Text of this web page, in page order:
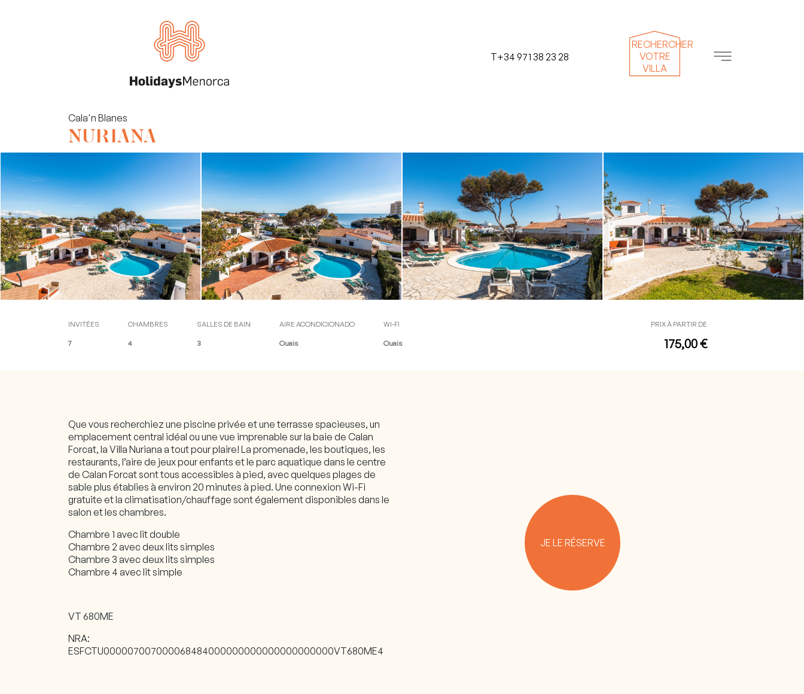
T+34 971 38 23 28
RECHERCHER
VOTRE
VILLA
Villas
Louer votre propriété
À propos de nous
Menorca
Blog
Contact
Accès client (check-in en ligne)
English
Français
T+34 971 38 23 28
Cala'n Blanes
NURIANA
INVITÉES
7
CHAMBRES
4
SALLES DE BAIN
3
AIRE ACONDICIONADO
Ouais
WI-FI
Ouais
PRIX À PARTIR DE
175,00 €
Que vous recherchiez une piscine privée et une terrasse spacieuses, un
emplacement central idéal ou une vue imprenable sur la baie de Calan
Forcat, la Villa Nuriana a tout pour plaire! La promenade, les boutiques, les
restaurants, l’aire de jeux pour enfants et le parc aquatique dans le centre
de Calan Forcat sont tous accessibles à pied, avec quelques plages de
sable plus établies à environ 20 minutes à pied. Une connexion Wi-Fi
gratuite et la climatisation/chauffage sont également disponibles dans le
salon et les chambres.
Chambre 1 avec lit double
Chambre 2 avec deux lits simples
Chambre 3 avec deux lits simples
Chambre 4 avec lit simple
VT 680ME
NRA:
ESFCTU000007007000068484000000000000000000000VT680ME4
JE LE RÉSERVE